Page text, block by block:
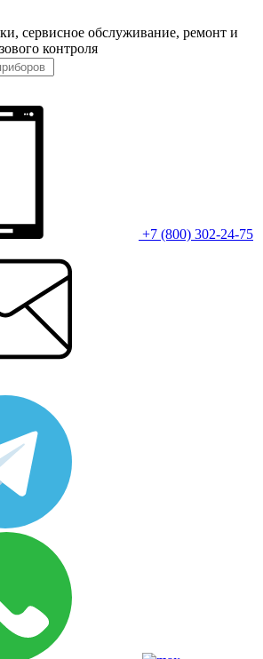
сервисное обслуживание, ремонт и
контроля
+7 (800) 302-24-75